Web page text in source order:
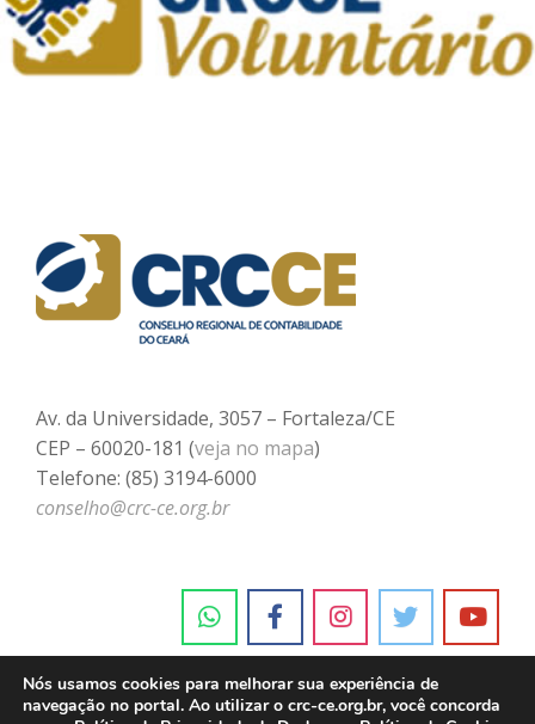
Av. da Universidade, 3057 – Fortaleza/CE
CEP – 60020-181 (veja no mapa)
Telefone: (85) 3194-6000
conselho@crc-ce.org.br
Nós usamos cookies para melhorar sua experiência de
navegação no portal. Ao utilizar o crc-ce.org.br, você concorda